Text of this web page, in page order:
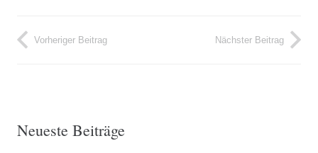
Vorheriger Beitrag Nächster Beitrag
Neueste Beiträge